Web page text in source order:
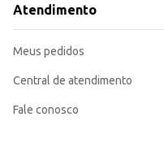
Pode ser usado em casa, na
O Caderno Minnie Foroni
Atendimento
Meus pedidos
Central de atendimento
Fale conosco